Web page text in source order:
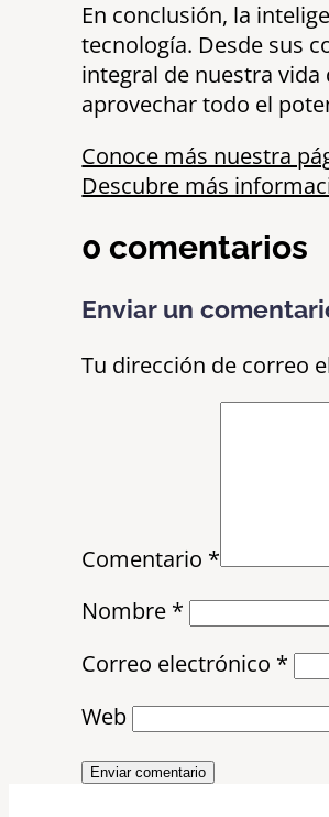
En conclusión, la
tecnología. Desde sus
integral de nuestra
aprovechar todo el
Conoce más nuestra
Descubre más
0 comentarios
Enviar un
Tu dirección de correo
Comentario *
Nombre *
Correo electrónico *
Web
Enviar comentario